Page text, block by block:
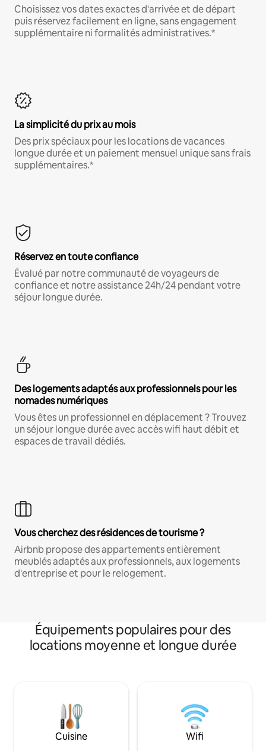
Choisissez vos dates exactes d'arrivée et de départ
puis réservez facilement en ligne, sans engagement
supplémentaire ni formalités administratives.*
La simplicité du prix au mois
Des prix spéciaux pour les locations de vacances
longue durée et un paiement mensuel unique sans frais
supplémentaires.*
Réservez en toute confiance
Évalué par notre communauté de voyageurs de
confiance et notre assistance 24h/24 pendant votre
séjour longue durée.
Des logements adaptés aux professionnels pour les
nomades numériques
Vous êtes un professionnel en déplacement ? Trouvez
un séjour longue durée avec accès wifi haut débit et
espaces de travail dédiés.
Vous cherchez des résidences de tourisme ?
Airbnb propose des appartements entièrement
meublés adaptés aux professionnels, aux logements
d'entreprise et pour le relogement.
Équipements populaires pour des
locations moyenne et longue durée
Cuisine Wifi